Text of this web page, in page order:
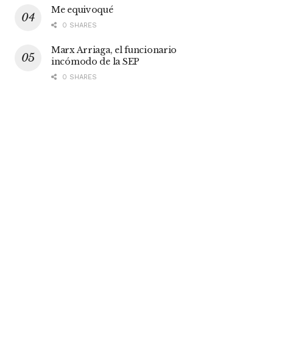
Me equivoqué
0 SHARES
Marx Arriaga, el funcionario
incómodo de la SEP
0 SHARES